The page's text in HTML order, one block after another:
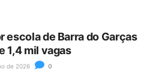
escola de Barra do Garças
1,4 mil vagas
de 2026 0